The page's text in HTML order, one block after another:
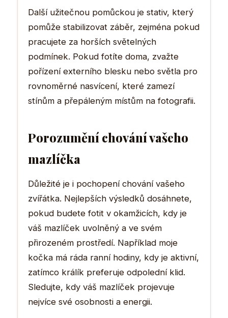
Další užitečnou pomůckou je stativ, který
pomůže stabilizovat záběr, zejména pokud
pracujete za horších světelných
podmínek. Pokud fotíte doma, zvažte
pořízení externího blesku nebo světla pro
rovnoměrné nasvícení, které zamezí
stínům a přepáleným místům na fotografii.
Porozumění chování vašeho
mazlíčka
Důležité je i pochopení chování vašeho
zvířátka. Nejlepších výsledků dosáhnete,
pokud budete fotit v okamžicích, kdy je
váš mazlíček uvolněný a ve svém
přirozeném prostředí. Například moje
kočka má ráda ranní hodiny, kdy je aktivní,
zatímco králík preferuje odpolední klid.
Sledujte, kdy váš mazlíček projevuje
nejvíce své osobnosti a energii.